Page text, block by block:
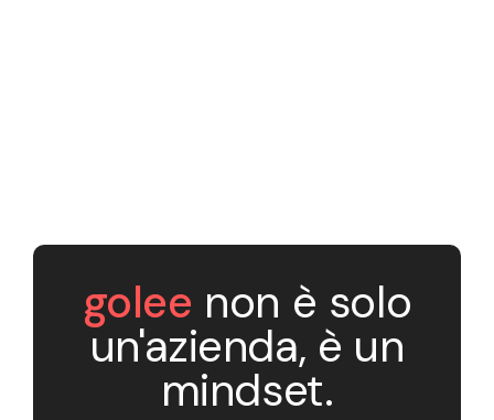
golee non è solo
un'azienda, è un
mindset.